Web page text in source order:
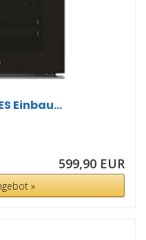
Einbau...
599,90 EUR
»